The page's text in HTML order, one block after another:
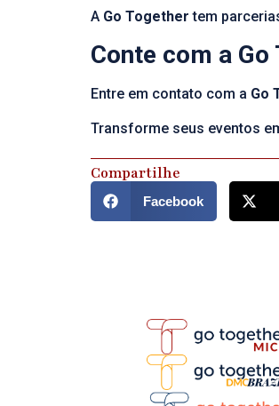
A Go Together tem
Conte com a
Entre em contato com a Go
Transforme seus eventos
Compartilhe
Facebook